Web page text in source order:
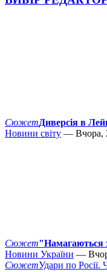
СюжетДиверсія в
Новини світу — Вчора,
Сюжет"Намагаються
Новини України —
СюжетУдари по Росії.